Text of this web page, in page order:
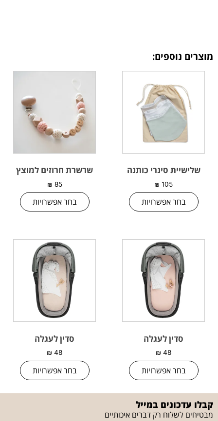
מוצרים נוספים:
שלישיית סינרי כותנה
₪ 105
בחר אפשרויות
שרשרת חרוזים למוצץ
₪ 85
בחר אפשרויות
סדין לעגלה
₪ 48
בחר אפשרויות
סדין לעגלה
₪ 48
בחר אפשרויות
קבלו עדכונים במייל
מבטיחים לשלוח רק דברים איכותיים